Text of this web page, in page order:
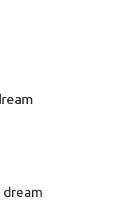
dream